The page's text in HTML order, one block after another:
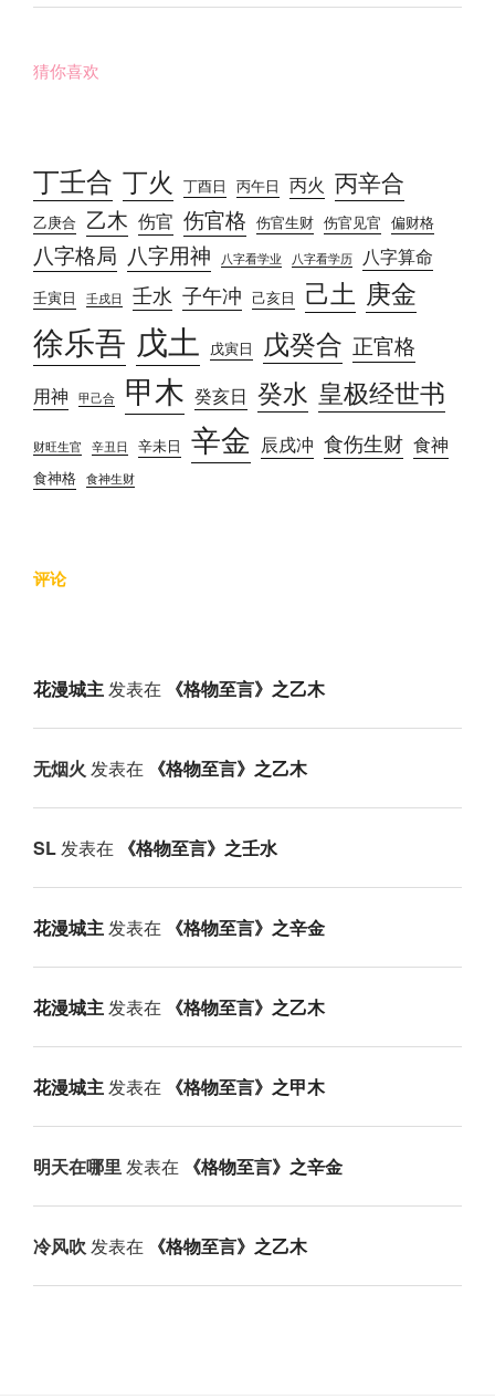
猜你喜欢
丁壬合 丁火 丁酉日 丙午日 丙火 丙辛合
乙庚合 乙木 伤官 伤官格 伤官生财 伤官见官 偏财格
八字格局 八字用神 八字看学业 八字看学历 八字算命
壬寅日 壬戌日 壬水 子午冲 己亥日 己土 庚金
徐乐吾 戊土 戊寅日 戊癸合 正官格
用神 甲己合 甲木 癸亥日 癸水 皇极经世书
财旺生官 辛丑日 辛未日 辛金 辰戌冲 食伤生财 食神
食神格 食神生财
评论
花漫城主发表在 《格物至言》之乙木
无烟火 发表在 《格物至言》之乙木
SL发表在 《格物至言》之壬水
花漫城主发表在 《格物至言》之辛金
花漫城主发表在 《格物至言》之乙木
花漫城主发表在 《格物至言》之甲木
明天在哪里发表在 《格物至言》之辛金
冷风吹 发表在 《格物至言》之乙木